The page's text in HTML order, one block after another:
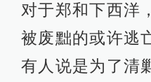
对于郑和下西洋
被废黜的或许逃
有人说是为了清